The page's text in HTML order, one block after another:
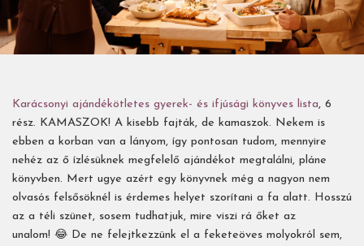
Karácsonyi ajándékötletes gyerek- és ifjúsági könyves lista, 6
rész. KAMASZOK! A kisebb fajták, de kamaszok. Nekem is
ebben a korban van a lányom, így pontosan tudom, mennyire
nehéz az ő ízlésüknek megfelelő ajándékot megtalálni, pláne
könyvben. Mert ugye azért egy könyvnek még a nagyon nem
olvasós felsősöknél is érdemes helyet szorítani a fa alatt. Hosszú
az a téli szünet, sosem tudhatjuk, mire viszi rá őket az
unalom! 😂 De ne felejtkezzünk el a feketeöves molyokról sem,